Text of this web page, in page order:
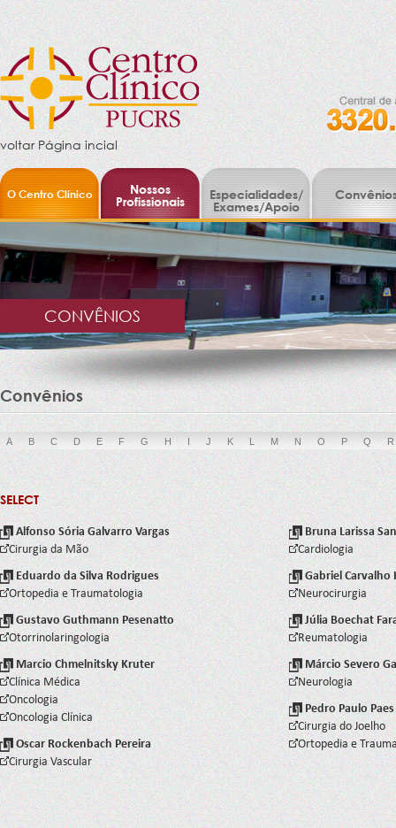
voltar Página incial
O Centro Clínico
Nossos
Profissionais
Especialidades/
Exames/Apoio
CONVÊNIOS
Convênios
A B C D E F G H I J K L M N O P Q R
SELECT
Alfonso Sória Galvarro Vargas
Cirurgia da Mão
Eduardo da Silva Rodrigues
Ortopedia e Traumatologia
Gustavo Guthmann Pesenatto
Otorrinolaringologia
Marcio Chmelnitsky Kruter
Clínica Médica
Oncologia
Oncologia Clínica
Oscar Rockenbach Pereira
Cirurgia Vascular
Bruna Larissa
Cardiologia
Gabriel Carvalho
Neurocirurgia
Júlia Boechat
Reumatologia
Márcio Severo
Neurologia
Pedro Paulo
Cirurgia do Joelho
Ortopedia e